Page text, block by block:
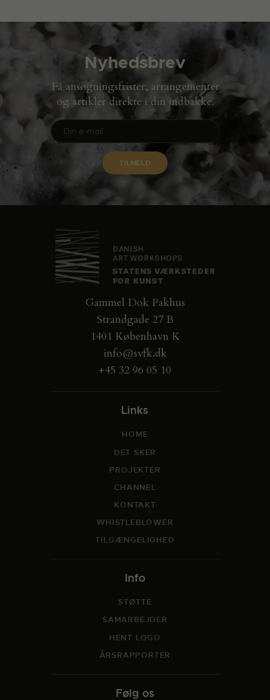
Nyhedsbrev
Få ansøgningsfrister, arrangementer
og artikler direkte i din indbakke.
Gammel Dok Pakhus
Strandgade 27 B
1401 København K
info@svfk.dk
+45 32 96 05 10
Links
HOME
DET SKER
PROJEKTER
CHANNEL
KONTAKT
WHISTLEBLOWER
TILGÆNGELIGHED
Info
STØTTE
SAMARBEJDER
HENT LOGO
ÅRSRAPPORTER
Følg os